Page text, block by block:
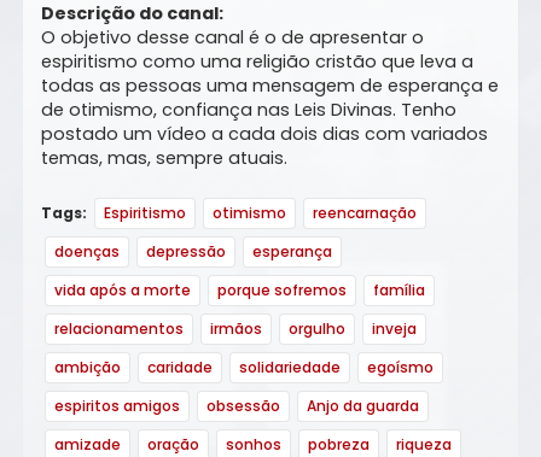
Descrição do canal:
O objetivo desse canal é o de apresentar o
espiritismo como uma religião cristão que leva a
todas as pessoas uma mensagem de esperança e
de otimismo, confiança nas Leis Divinas. Tenho
postado um vídeo a cada dois dias com variados
temas, mas, sempre atuais.
Tags: Espiritismo otimismo
reencarnação
doenças
depressão
esperança
vida após a morte
porque sofremos
família
relacionamentos
irmãos orgulho
inveja
ambição
caridade solidariedade
egoísmo
espiritos amigos
obsessão
Anjo da guarda
amizade
oração sonhos pobreza
riqueza